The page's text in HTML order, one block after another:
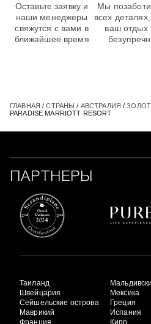
Оставьте заявку и
наши менеджеры
свяжутся с вами в
ближайшее время
Мы
всех
ваш отдых
ГЛАВНАЯ /СТРАНЫ / АВСТРАЛИЯ /
PARADISE MARRIOTT RESORT
ПАРТНЕРЫ
Таиланд
Швейцария
Сейшельские острова
Маврикий
Франция
Мексика
Греция
Испания
Кипр